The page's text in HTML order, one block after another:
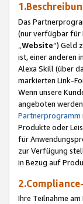
Das
(nur verfügbar für
Website“) Geld
ist, einer anderen
Alexa Skill (über
markierten Link-
Wenn unsere
angeboten
Partnerprogramm
Produkte oder
für
zur Verfügung
in Bezug auf
Ihre Teilnahme